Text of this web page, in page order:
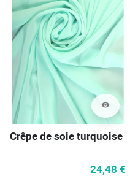
visibility
Crêpe de soie turquoise
24,48 €